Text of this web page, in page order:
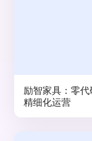
励智家具：零
精细化运营